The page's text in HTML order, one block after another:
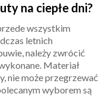
na ciepłe dni?
wszystkim
letnich
należy zwrócić
Materiał
nie może przegrzewać
wyborem są